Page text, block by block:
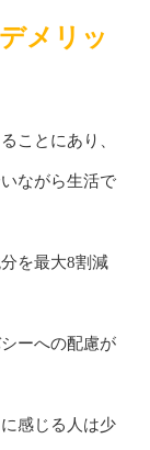
メリッ
ことにあり、
ながら生活で
を最大8割減
ーへの配慮が
感じる人は少